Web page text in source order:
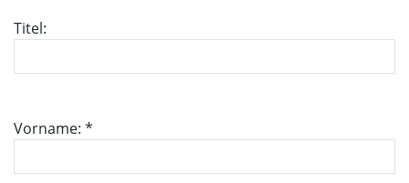
Titel:
Vorname: *